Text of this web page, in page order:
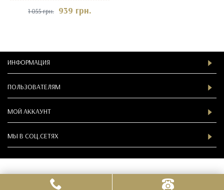
1 055 грн. 939 грн.
ИНФОРМАЦИЯ
ПОЛЬЗОВАТЕЛЯМ
МОЙ АККАУНТ
МЫ В СOЦ.СЕТЯХ